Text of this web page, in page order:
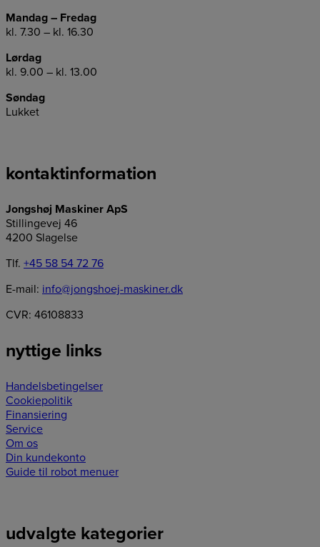
Mandag – Fredag
kl. 7.30 – kl. 16.30
Lørdag
kl. 9.00 – kl. 13.00
Søndag
Lukket
kontaktinformation
Jongshøj Maskiner ApS
Stillingevej 46
4200 Slagelse
Tlf. +45 58 54 72 76
E-mail: info@jongshoej-maskiner.dk
CVR: 46108833
nyttige links
Handelsbetingelser
Cookiepolitik
Finansiering
Service
Om os
Din kundekonto
Guide til robot menuer
udvalgte kategorier